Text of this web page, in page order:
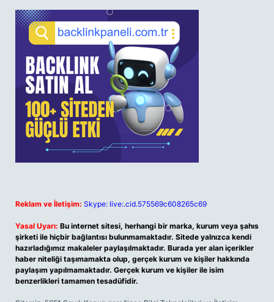
Reklam ve İletişim: Skype: live:.cid.575569c608265c69
Yasal Uyarı: Bu internet sitesi, herhangi bir marka, kurum veya şahıs
şirketi ile hiçbir bağlantısı bulunmamaktadır. Sitede yalnızca kendi
hazırladığımız makaleler paylaşılmaktadır. Burada yer alan içerikler
haber niteliği taşımamakta olup, gerçek kurum ve kişiler hakkında
paylaşım yapılmamaktadır. Gerçek kurum ve kişiler ile isim
benzerlikleri tamamen tesadüfidir.